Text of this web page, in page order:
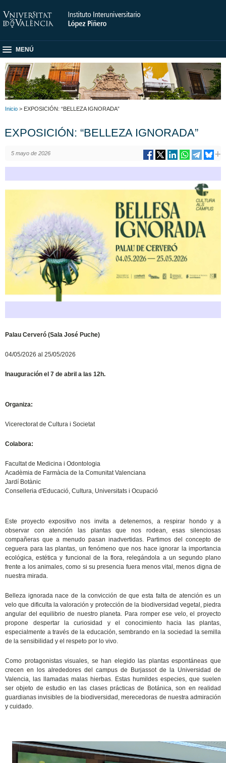
MENÚ
Inicio > EXPOSICIÓN: “BELLEZA IGNORADA”
EXPOSICIÓN: “BELLEZA IGNORADA”
5 mayo de 2026
Palau Cerveró (Sala José Puche)
04/05/2026 al 25/05/2026
Inauguración el 7 de abril a las 12h.
Organiza:
Vicerectorat de Cultura i Societat
Colabora:
Facultat de Medicina i Odontologia
Acadèmia de Farmàcia de la Comunitat Valenciana
Jardí Botànic
Conselleria d'Educació, Cultura, Universitats i Ocupació
Este proyecto expositivo nos invita a detenernos, a respirar hondo y a
observar con atención las plantas que nos rodean, esas silenciosas
compañeras que a menudo pasan inadvertidas. Partimos del concepto de
ceguera para las plantas, un fenómeno que nos hace ignorar la importancia
ecológica, estética y funcional de la flora, relegándola a un segundo plano
frente a los animales, como si su presencia fuera menos vital, menos digna de
nuestra mirada.
Belleza ignorada nace de la convicción de que esta falta de atención es un
velo que dificulta la valoración y protección de la biodiversidad vegetal, piedra
angular del equilibrio de nuestro planeta. Para romper ese velo, el proyecto
propone despertar la curiosidad y el conocimiento hacia las plantas,
especialmente a través de la educación, sembrando en la sociedad la semilla
de la sensibilidad y el respeto por lo vivo.
Como protagonistas visuales, se han elegido las plantas espontáneas que
crecen en los alrededores del campus de Burjassot de la Universidad de
Valencia, las llamadas malas hierbas. Estas humildes especies, que suelen
ser objeto de estudio en las clases prácticas de Botánica, son en realidad
guardianas invisibles de la biodiversidad, merecedoras de nuestra admiración
y cuidado.